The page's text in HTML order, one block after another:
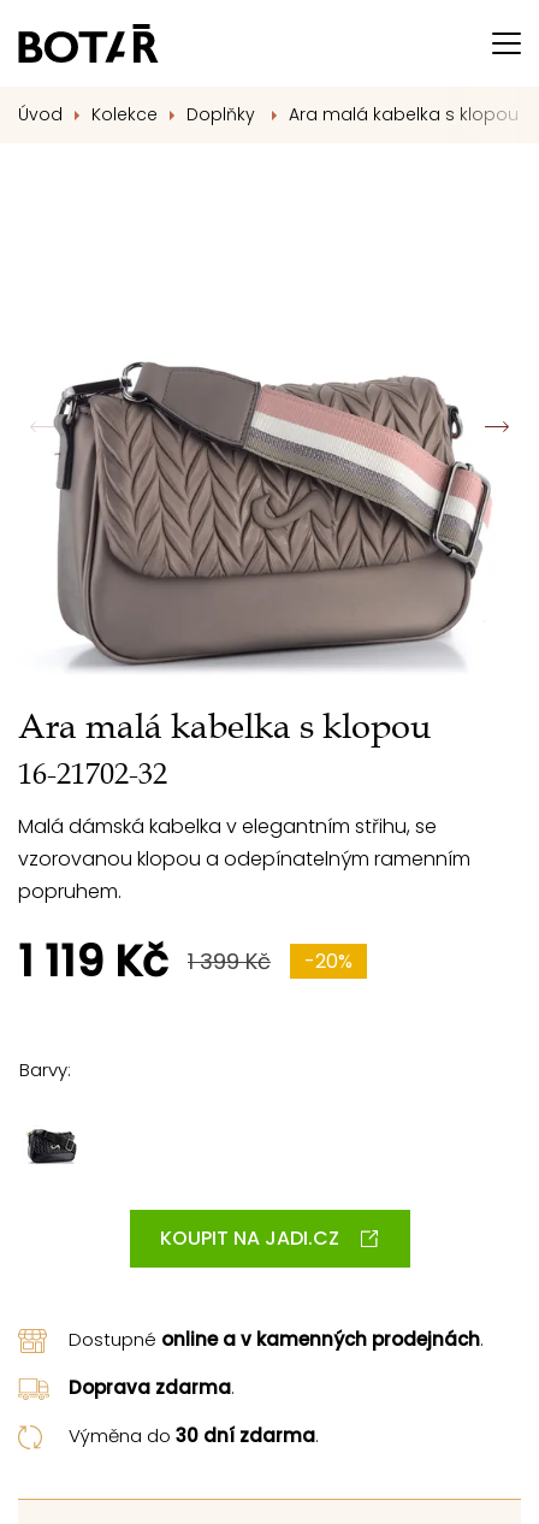
Úvod Kolekce Doplňky Ara malá kabelka s klopou
Ara malá kabelka s klopou
16-21702-32
Malá dámská kabelka v elegantním střihu, se
vzorovanou klopou a odepínatelným ramenním
popruhem.
1 119 Kč 1 399 Kč -20%
Barvy:
KOUPIT NA JADI.CZ
Dostupné online a v kamenných prodejnách.
Doprava zdarma.
Výměna do 30 dní zdarma.